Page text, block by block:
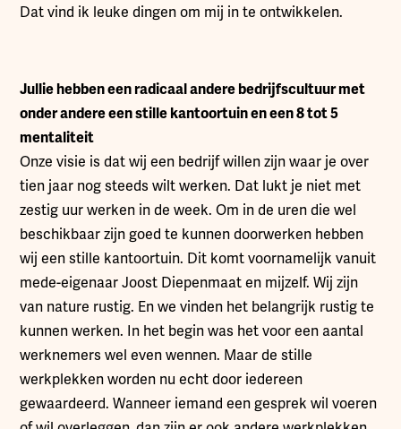
Dat vind ik leuke dingen om mij in te ontwikkelen.
Jullie hebben een radicaal andere bedrijfscultuur met
onder andere een stille kantoortuin en een 8 tot 5
mentaliteit
Onze visie is dat wij een bedrijf willen zijn waar je over
tien jaar nog steeds wilt werken. Dat lukt je niet met
zestig uur werken in de week. Om in de uren die wel
beschikbaar zijn goed te kunnen doorwerken hebben
wij een stille kantoortuin. Dit komt voornamelijk vanuit
mede-eigenaar Joost Diepenmaat en mijzelf. Wij zijn
van nature rustig. En we vinden het belangrijk rustig te
kunnen werken. In het begin was het voor een aantal
werknemers wel even wennen. Maar de stille
werkplekken worden nu echt door iedereen
gewaardeerd. Wanneer iemand een gesprek wil voeren